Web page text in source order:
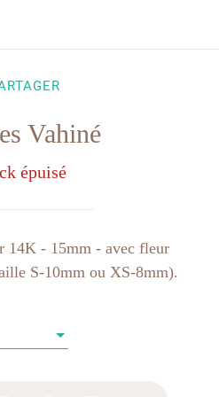
Vahiné
épuisé
14K - 15mm - avec fleur
S-10mm ou XS-8mm).